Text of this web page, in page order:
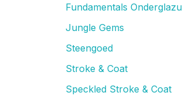
Fundamentals
Jungle Gems
Steengoed
Stroke & Coat
Speckled Stroke & Coat